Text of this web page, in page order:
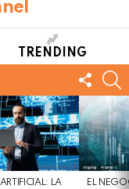
TRENDING
US
LA
EL